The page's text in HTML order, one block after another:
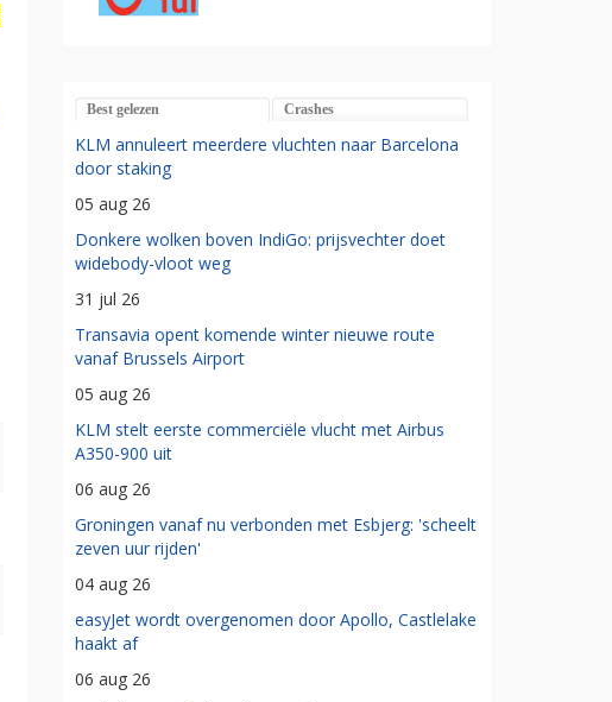
Best gelezen Crashes
KLM annuleert meerdere vluchten naar Barcelona
door staking
05 aug 26
Donkere wolken boven IndiGo: prijsvechter doet
widebody-vloot weg
31 jul 26
Transavia opent komende winter nieuwe route
vanaf Brussels Airport
05 aug 26
KLM stelt eerste commerciële vlucht met Airbus
A350-900 uit
06 aug 26
Groningen vanaf nu verbonden met Esbjerg: 'scheelt
zeven uur rijden'
04 aug 26
easyJet wordt overgenomen door Apollo, Castlelake
haakt af
06 aug 26